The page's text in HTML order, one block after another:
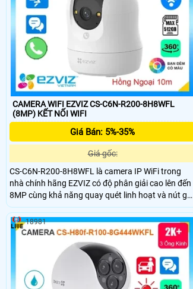
CAMERA WIFI EZVIZ CS-C6N-R200-8H8WFL
(8MP) KẾT NỐI WIFI
Giá Bán: 5%-35%
Giá gốc:
CS-C6N-R200-8H8WFL là camera IP WiFi trong
nhà chính hãng EZVIZ có độ phân giải cao lên đến
8MP cùng khả năng quay quét linh hoạt và nút gọi
điện tiện lợi. Camera hỗ trợ hồng ngoại 10m, đèn
trợ sáng, phát hiện người và phân biệt hình dạng
vật nuôi chính xác. Camera tích hợp micro, loa
đàm thoại hai chiều và khe cắm thẻ nhớ lên đến
512GB, mang đến giải pháp an ninh toàn diện cho
18981